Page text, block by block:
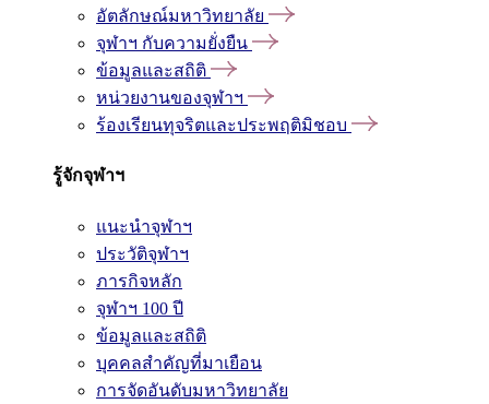
อัตลักษณ์มหาวิทยาลัย
จุฬาฯ กับความยั่งยืน
ข้อมูลและสถิติ
หน่วยงานของจุฬาฯ
ร้องเรียนทุจริตและประพฤติมิชอบ
รู้จักจุฬาฯ
แนะนำจุฬาฯ
ประวัติจุฬาฯ
ภารกิจหลัก
จุฬาฯ 100 ปี
ข้อมูลและสถิติ
บุคคลสำคัญที่มาเยือน
การจัดอันดับมหาวิทยาลัย